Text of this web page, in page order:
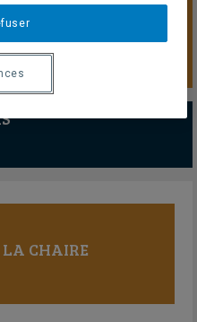
LA CHAIRE